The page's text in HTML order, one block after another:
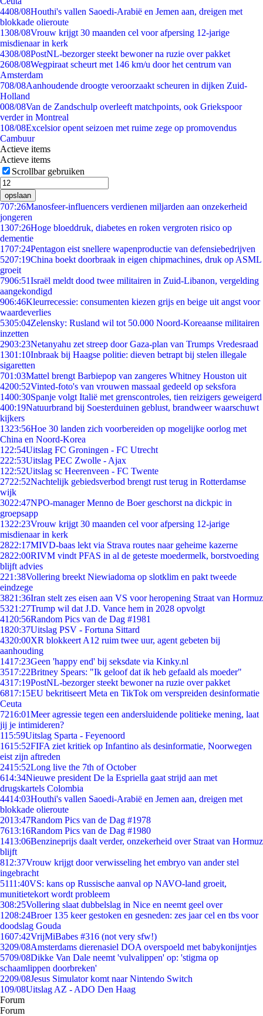
4408/08Houthi's vallen Saoedi-Arabië en Jemen aan, dreigen met
blokkade olieroute
1308/08Vrouw krijgt 30 maanden cel voor afpersing 12-jarige
misdienaar in kerk
4308/08PostNL-bezorger steekt bewoner na ruzie over pakket
2608/08Wegpiraat scheurt met 146 km/u door het centrum van
Amsterdam
708/08Aanhoudende droogte veroorzaakt scheuren in dijken Zuid-
Holland
008/08Van de Zandschulp overleeft matchpoints, ook Griekspoor
verder in Montreal
108/08Excelsior opent seizoen met ruime zege op promovendus
Cambuur
Actieve items
Actieve items
Scrollbar gebruiken
opslaan
707:26Manosfeer-influencers verdienen miljarden aan onzekerheid
jongeren
1307:26Hoge bloeddruk, diabetes en roken vergroten risico op
dementie
1707:24Pentagon eist snellere wapenproductie van defensiebedrijven
5207:19China boekt doorbraak in eigen chipmachines, druk op ASML
groeit
7906:51Israël meldt dood twee militairen in Zuid-Libanon, vergelding
aangekondigd
906:46Kleurrecessie: consumenten kiezen grijs en beige uit angst voor
waardeverlies
5305:04Zelensky: Rusland wil tot 50.000 Noord-Koreaanse militairen
inzetten
2903:23Netanyahu zet streep door Gaza-plan van Trumps Vredesraad
1301:10Inbraak bij Haagse politie: dieven betrapt bij stelen illegale
sigaretten
701:03Mattel brengt Barbiepop van zangeres Whitney Houston uit
4200:52Vinted-foto's van vrouwen massaal gedeeld op seksfora
1400:30Spanje volgt Italië met grenscontroles, tien reizigers geweigerd
400:19Natuurbrand bij Soesterduinen geblust, brandweer waarschuwt
kijkers
1323:56Hoe 30 landen zich voorbereiden op mogelijke oorlog met
China en Noord-Korea
1 22:54Uitslag FC Groningen - FC Utrecht
222:53Uitslag PEC Zwolle - Ajax
1 22:52Uitslag sc Heerenveen - FC Twente
2722:52Nachtelijk gebiedsverbod brengt rust terug in Rotterdamse
wijk
3022:47NPO-manager Menno de Boer geschorst na dickpic in
groepsapp
1322:23Vrouw krijgt 30 maanden cel voor afpersing 12-jarige
misdienaar in kerk
2822:17MIVD-baas lekt via Strava routes naar geheime kazerne
2822:00RIVM vindt PFAS in al de geteste moedermelk, borstvoeding
blijft advies
221:38Vollering breekt Niewiadoma op slotklim en pakt tweede
eindzege
3821:36Iran stelt zes eisen aan VS voor heropening Straat van Hormuz
5321:27Trump wil dat J.D. Vance hem in 2028 opvolgt
41 20:56Random Pics van de Dag #1981
1820:37Uitslag PSV - Fortuna Sittard
4320:00XR blokkeert A12 ruim twee uur, agent gebeten bij
aanhouding
1417:23Geen 'happy end' bij seksdate via Kinky.nl
3517:22Britney Spears: "Ik geloof dat ik heb gefaald als moeder"
4317:19PostNL-bezorger steekt bewoner na ruzie over pakket
6817:15EU bekritiseert Meta en TikTok om verspreiden desinformatie
Ceuta
7216:01Meer agressie tegen een andersluidende politieke mening, laat
jij je intimideren?
115:59Uitslag Sparta - Feyenoord
1615:52FIFA ziet kritiek op Infantino als desinformatie, Noorwegen
eist zijn aftreden
2415:52Long live the 7th of October
614:34Nieuwe president De la Espriella gaat strijd aan met
drugskartels Colombia
4414:03Houthi's vallen Saoedi-Arabië en Jemen aan, dreigen met
blokkade olieroute
2013:47Random Pics van de Dag #1978
7613:16Random Pics van de Dag #1980
1413:06Benzineprijs daalt verder, onzekerheid over Straat van Hormuz
blijft
812:37Vrouw krijgt door verwisseling het embryo van ander stel
ingebracht
5111:40VS: kans op Russische aanval op NAVO-land groeit,
munitietekort wordt probleem
308:25Vollering slaat dubbelslag in Nice en neemt geel over
1208:24Broer 135 keer gestoken en gesneden: zes jaar cel en tbs voor
doodslag Gouda
1607:42VrijMiBabes #316 (not very sfw!)
3209/08Amsterdams dierenasiel DOA overspoeld met babykonijntjes
5709/08Dikke Van Dale neemt 'vulvalippen' op: 'stigma op
schaamlippen doorbreken'
2209/08Jesus Simulator komt naar Nintendo Switch
109/08Uitslag AZ - ADO Den Haag
Forum
Forum